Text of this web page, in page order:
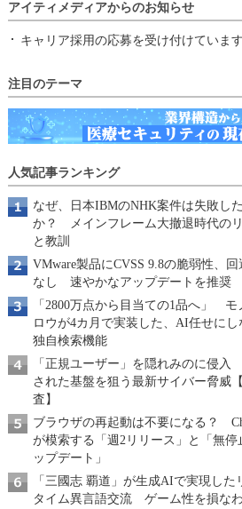
アイティメディアからのお知らせ
キャリア採用の応募を受け付けています
注目のテーマ
人気記事ランキング
なぜ、日本IBMのNHK案件は失敗し
か？ メインフレーム大撤退時代の
と教訓
VMware製品にCVSS 9.8の脆弱性、回
なし 速やかなアップデートを推奨
「2800万点から目当ての1品へ」 モ
ロウが4カ月で実装した、AI任せにし
独自検索機能
「正規ユーザー」を隠れみのに侵入
された基盤を狙う最新サイバー脅威
査】
ブラウザの再起動は不要になる？
が模索する「週2リリース」と「無停
ップデート」
「三國志 覇道」が生成AIで実現した
タイム異言語交流 ゲーム性を損な